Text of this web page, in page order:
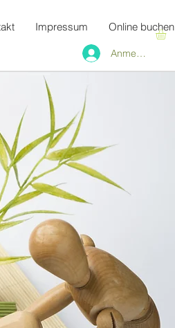
Impressum Online buchen
Anmelden